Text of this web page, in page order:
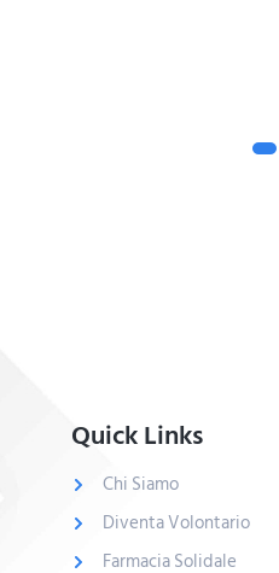
Quick Links
Chi Siamo
Diventa Volontario
Farmacia Solidale